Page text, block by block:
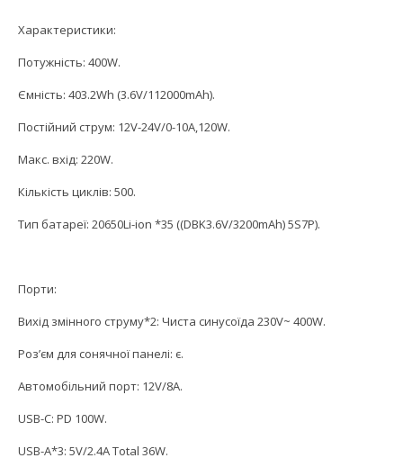
Характеристики:
Потужність: 400W.
Ємність: 403.2Wh (3.6V/112000mAh).
Постійний струм: 12V-24V/0-10A,120W.
Макс. вхід: 220W.
Кількість циклів: 500.
Тип батареї: 20650Li-ion *35 ((DBK3.6V/3200mAh) 5S7P).
Порти:
Вихід змінного струму*2: Чиста синусоїда 230V~ 400W.
Роз’єм для сонячної панелі: є.
Автомобільний порт: 12V/8A.
USB-C: PD 100W.
USB-A*3: 5V/2.4A Total 36W.